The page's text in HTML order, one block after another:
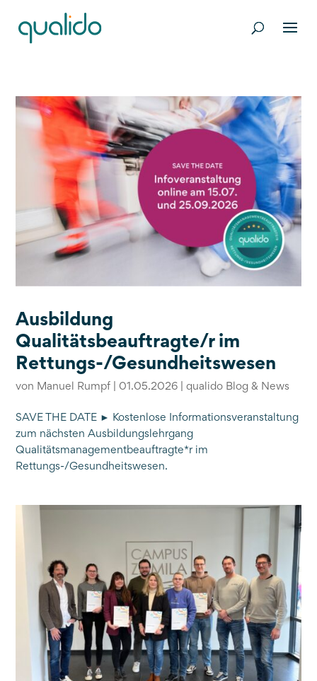
Ausbildung
Qualitätsbeauftragte/r im
Rettungs-/Gesundheitswesen
von Manuel Rumpf |01.05.2026 |qualido Blog & News
SAVE THE DATE ► Kostenlose Informationsveranstaltung
zum nächsten Ausbildungslehrgang
Qualitätsmanagementbeauftragte*r im
Rettungs-/Gesundheitswesen.